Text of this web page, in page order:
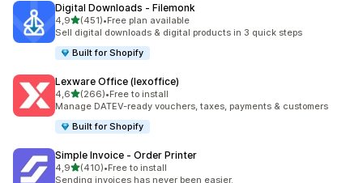
Digital Downloads ‑ Filemonk
4,9z 5 hvězd
(451)
Celkový počet recenzí: 451
•Free plan available
Sell digital downloads & digital products in 3 quick steps
Built for Shopify
Lexware Office (lexoffice)
4,6z 5 hvězd
(266)
Celkový počet recenzí: 266
•Free to install
Manage DATEV-ready vouchers, taxes, payments & customers
Built for Shopify
Simple Invoice ‑ Order Printer
4,9z 5 hvězd
(410)
Celkový počet recenzí: 410
•Free to install
Sending invoices has never been easier.